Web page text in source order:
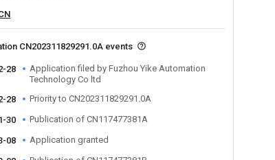
CN202311829291.0A events
28
Application filed by Fuzhou Yike Automation
Technology Co ltd
28
Priority to CN202311829291.0A
30 Publication of CN117477381A
08 Application granted